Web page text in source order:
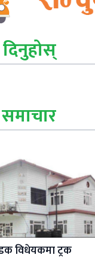
दिनुहोस्
विधेयकमा ट्रक